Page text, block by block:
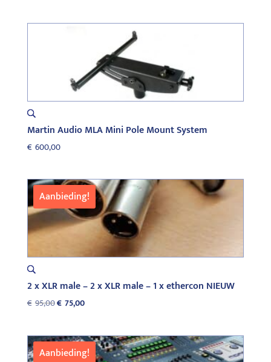
Martin Audio MLA Mini Pole Mount System
€ 600,00
Aanbieding!
2 x XLR male – 2 x XLR male – 1 x ethercon NIEUW
€ 95,00Oorspronkelijke
€95,00.
€ 75,00Huidige
€75,00.
Aanbieding!